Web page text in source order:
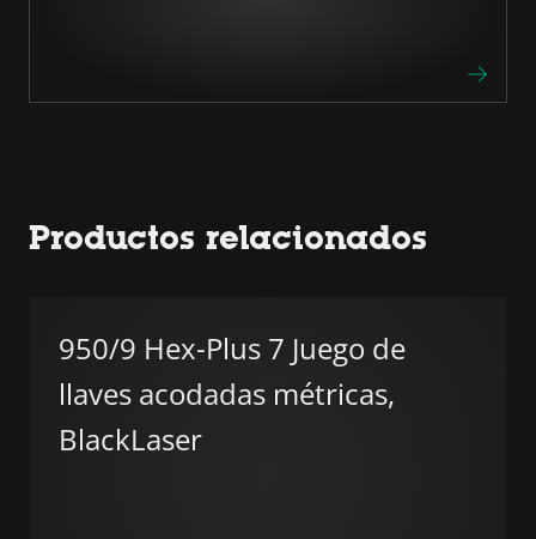
Productos relacionados
950/9 Hex-Plus 7 Juego de
llaves acodadas métricas,
BlackLaser